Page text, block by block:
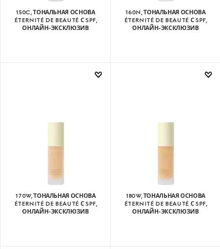
150C, ТОНАЛЬНАЯ ОСНОВА
ÉTERNITÉ DE BEAUTÉ С SPF,
ОНЛАЙН-ЭКСКЛЮЗИВ
160N, ТОНАЛЬНАЯ ОСНОВА
ÉTERNITÉ DE BEAUTÉ С SPF,
ОНЛАЙН-ЭКСКЛЮЗИВ
170W, ТОНАЛЬНАЯ ОСНОВА
ÉTERNITÉ DE BEAUTÉ С SPF,
ОНЛАЙН-ЭКСКЛЮЗИВ
180W, ТОНАЛЬНАЯ ОСНОВА
ÉTERNITÉ DE BEAUTÉ С SPF,
ОНЛАЙН-ЭКСКЛЮЗИВ